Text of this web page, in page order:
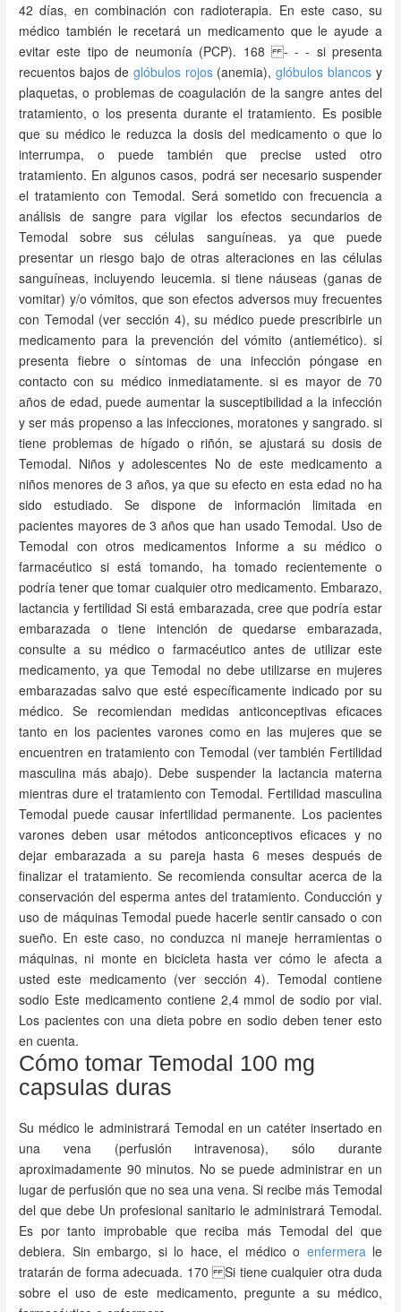
42 días, en combinación con radioterapia. En este caso, su
médico también le recetará un medicamento que le ayude a
evitar este tipo de neumonía (PCP). 168 - - - si presenta
recuentos bajos de glóbulos rojos(anemia),glóbulos blancos y
plaquetas, o problemas de coagulación de la sangre antes del
tratamiento, o los presenta durante el tratamiento. Es posible
que su médico le reduzca la dosis del medicamento o que lo
interrumpa, o puede también que precise usted otro
tratamiento. En algunos casos, podrá ser necesario suspender
el tratamiento con Temodal. Será sometido con frecuencia a
análisis de sangre para vigilar los efectos secundarios de
Temodal sobre sus células sanguíneas. ya que puede
presentar un riesgo bajo de otras alteraciones en las células
sanguíneas, incluyendo leucemia. si tiene náuseas (ganas de
vomitar) y/o vómitos, que son efectos adversos muy frecuentes
con Temodal (ver sección 4), su médico puede prescribirle un
medicamento para la prevención del vómito (antiemético). si
presenta fiebre o síntomas de una infección póngase en
contacto con su médico inmediatamente. si es mayor de 70
años de edad, puede aumentar la susceptibilidad a la infección
y ser más propenso a las infecciones, moratones y sangrado. si
tiene problemas de hígado o riñón, se ajustará su dosis de
Temodal. Niños y adolescentes No de este medicamento a
niños menores de 3 años, ya que su efecto en esta edad no ha
sido estudiado. Se dispone de información limitada en
pacientes mayores de 3 años que han usado Temodal. Uso de
Temodal con otros medicamentos Informe a su médico o
farmacéutico si está tomando, ha tomado recientemente o
podría tener que tomar cualquier otro medicamento. Embarazo,
lactancia y fertilidad Si está embarazada, cree que podría estar
embarazada o tiene intención de quedarse embarazada,
consulte a su médico o farmacéutico antes de utilizar este
medicamento, ya que Temodal no debe utilizarse en mujeres
embarazadas salvo que esté específicamente indicado por su
médico. Se recomiendan medidas anticonceptivas eficaces
tanto en los pacientes varones como en las mujeres que se
encuentren en tratamiento con Temodal (ver también Fertilidad
masculina más abajo). Debe suspender la lactancia materna
mientras dure el tratamiento con Temodal. Fertilidad masculina
Temodal puede causar infertilidad permanente. Los pacientes
varones deben usar métodos anticonceptivos eficaces y no
dejar embarazada a su pareja hasta 6 meses después de
finalizar el tratamiento. Se recomienda consultar acerca de la
conservación del esperma antes del tratamiento. Conducción y
uso de máquinas Temodal puede hacerle sentir cansado o con
sueño. En este caso, no conduzca ni maneje herramientas o
máquinas, ni monte en bicicleta hasta ver cómo le afecta a
usted este medicamento (ver sección 4). Temodal contiene
sodio Este medicamento contiene 2,4 mmol de sodio por vial.
Los pacientes con una dieta pobre en sodio deben tener esto
en cuenta.
Cómo tomar Temodal 100 mg
capsulas duras
Su médico le administrará Temodal en un catéter insertado en
una vena (perfusión intravenosa), sólo durante
aproximadamente 90 minutos. No se puede administrar en un
lugar de perfusión que no sea una vena. Si recibe más Temodal
del que debe Un profesional sanitario le administrará Temodal.
Es por tanto improbable que reciba más Temodal del que
debiera. Sin embargo, si lo hace, el médico o enfermerale
tratarán de forma adecuada. 170 Si tiene cualquier otra duda
sobre el uso de este medicamento, pregunte a su médico,